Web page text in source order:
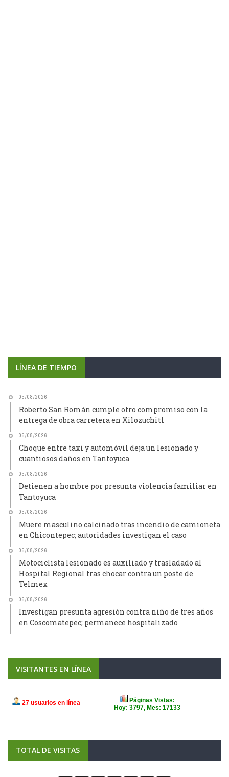
LÍNEA DE TIEMPO
05/08/2026
Roberto San Román cumple otro compromiso con la
entrega de obra carretera en Xilozuchitl
05/08/2026
Choque entre taxi y automóvil deja un lesionado y
cuantiosos daños en Tantoyuca
05/08/2026
Detienen a hombre por presunta violencia familiar en
Tantoyuca
05/08/2026
Muere masculino calcinado tras incendio de camioneta
en Chicontepec; autoridades investigan el caso
05/08/2026
Motociclista lesionado es auxiliado y trasladado al
Hospital Regional tras chocar contra un poste de
Telmex
05/08/2026
Investigan presunta agresión contra niño de tres años
en Coscomatepec; permanece hospitalizado
VISITANTES EN LÍNEA
TOTAL DE VISITAS